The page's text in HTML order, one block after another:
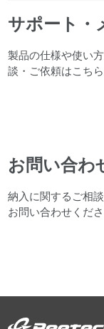
サポート・
製品の仕様や使い
談・ご依頼はこち
お問い合わ
納入に関するご相
お問い合わせくださ